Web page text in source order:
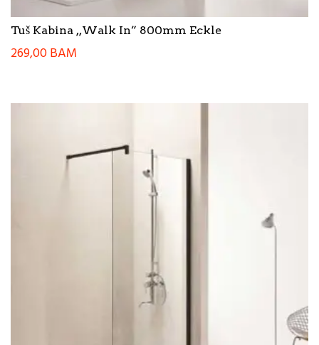
Tuš Kabina ,,Walk In” 800mm Eckle
269,00BAM